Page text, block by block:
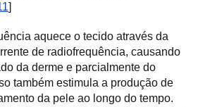
]
aquece o tecido através da
de radiofrequência, causando
da derme e parcialmente do
também estimula a produção de
da pele ao longo do tempo.